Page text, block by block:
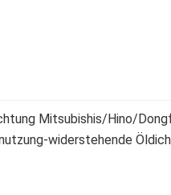
Mitsubishis/Hino/
widerstehende